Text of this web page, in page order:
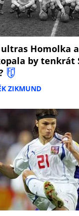
ultras Homolka
by tenkrát
ZIKMUND